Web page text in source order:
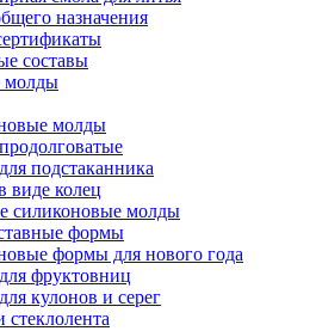
назначения
составы
молды
молды
подстаканника
виде колец
силиконовые молды
формы
формы для нового года
фруктовниц
кулонов и серег
стеклолента